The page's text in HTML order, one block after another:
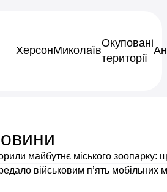
ХерсонМиколаїв
Окуповані
території
майбутнє міського зоопарку:
військовим п’ять мобільних